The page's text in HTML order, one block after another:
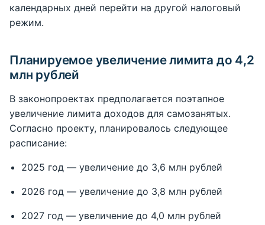
календарных дней перейти на другой налоговый
режим.
Планируемое увеличение лимита до 4,2
млн рублей
В законопроектах предполагается поэтапное
увеличение лимита доходов для самозанятых.
Согласно проекту, планировалось следующее
расписание:
2025 год — увеличение до 3,6 млн рублей
2026 год — увеличение до 3,8 млн рублей
2027 год — увеличение до 4,0 млн рублей